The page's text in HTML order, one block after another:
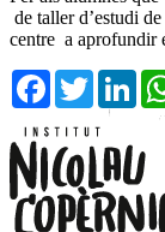
de taller d’estudi
centre a aprofundir
FacebookTwitter